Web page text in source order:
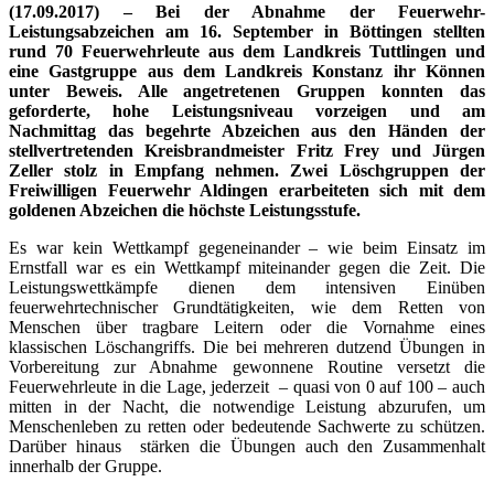
(17.09.2017) – Bei der Abnahme der Feuerwehr-
Leistungsabzeichen am 16. September in Böttingen stellten
rund 70 Feuerwehrleute aus dem Landkreis Tuttlingen und
eine Gastgruppe aus dem Landkreis Konstanz ihr Können
unter Beweis. Alle angetretenen Gruppen konnten das
geforderte, hohe Leistungsniveau vorzeigen und am
Nachmittag das begehrte Abzeichen aus den Händen der
stellvertretenden Kreisbrandmeister Fritz Frey und Jürgen
Zeller stolz in Empfang nehmen. Zwei Löschgruppen der
Freiwilligen Feuerwehr Aldingen erarbeiteten sich mit dem
goldenen Abzeichen die höchste Leistungsstufe.
Es war kein Wettkampf gegeneinander – wie beim Einsatz im
Ernstfall war es ein Wettkampf miteinander gegen die Zeit. Die
Leistungswettkämpfe dienen dem intensiven Einüben
feuerwehrtechnischer Grundtätigkeiten, wie dem Retten von
Menschen über tragbare Leitern oder die Vornahme eines
klassischen Löschangriffs. Die bei mehreren dutzend Übungen in
Vorbereitung zur Abnahme gewonnene Routine versetzt die
Feuerwehrleute in die Lage, jederzeit – quasi von 0 auf 100 – auch
mitten in der Nacht, die notwendige Leistung abzurufen, um
Menschenleben zu retten oder bedeutende Sachwerte zu schützen.
Darüber hinaus stärken die Übungen auch den Zusammenhalt
innerhalb der Gruppe.